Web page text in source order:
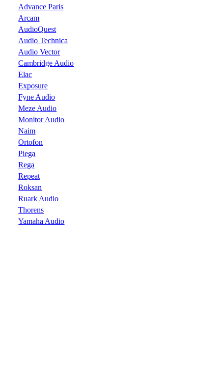
Advance Paris
Arcam
AudioQuest
Audio Technica
Audio Vector
Cambridge Audio
Elac
Exposure
Fyne Audio
Meze Audio
Monitor Audio
Naim
Ortofon
Piega
Rega
Repeat
Roksan
Ruark Audio
Thorens
Yamaha Audio